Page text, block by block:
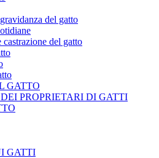
del gatto
castrazione del gatto
GATTO
PROPRIETARI DI GATTI
GATTI